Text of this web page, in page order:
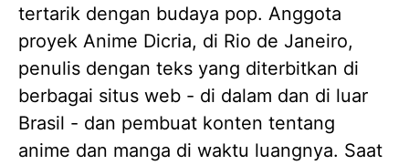
tertarik dengan budaya pop. Anggota
proyek Anime Dicria, di Rio de Janeiro,
penulis dengan teks yang diterbitkan di
berbagai situs web - di dalam dan di luar
Brasil - dan pembuat konten tentang
anime dan manga di waktu luangnya. Saat